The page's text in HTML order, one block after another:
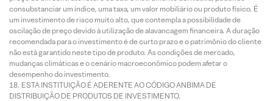
consubstanciar um índice, uma taxa, um valor mobiliário ou produto físico. É
um investimento de risco muito alto, que contempla a possibilidade de
oscilação de preço devido à utilização de alavancagem financeira. A duração
recomendada para o investimento é de curto prazo e o patrimônio do cliente
não está garantido neste tipo de produto. As condições de mercado,
mudanças climáticas e o cenário macroeconômico podem afetar o
desempenho do investimento.
ESTA INSTITUIÇÃO É ADERENTE AO CÓDIGO ANBIMA DE
DISTRIBUIÇÃO DE PRODUTOS DE INVESTIMENTO.